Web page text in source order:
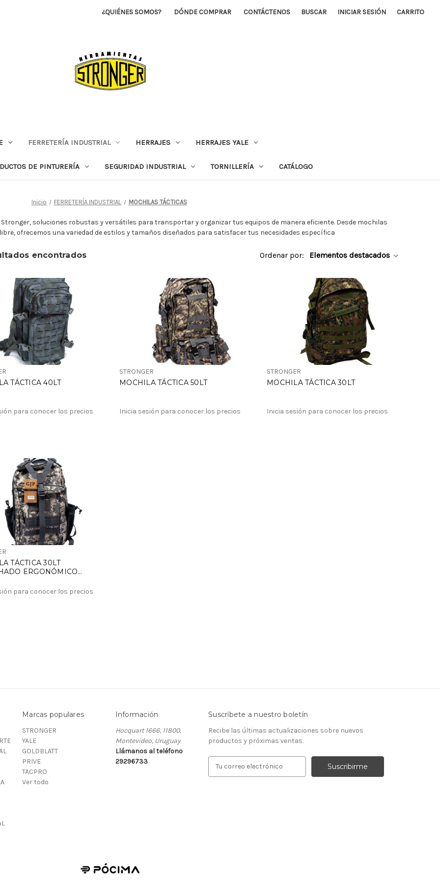
¿QUIÉNES SOMOS? DÓNDE COMPRAR CONTÁCTENOS BUSCAR INICIAR SESIÓN CARRITO
FERRETERÍA INDUSTRIAL HERRAJES HERRAJES YALE
DE PINTURERÍA SEGURIDAD INDUSTRIAL TORNILLERÍA CATÁLOGO
Inicio FERRETERÍA INDUSTRIAL MOCHILAS TÁCTICAS
soluciones robustas y versátiles para transportar y organizar tus equipos de manera eficiente. Desde mochilas
ofrecemos una variedad de estilos y tamaños diseñados para satisfacer tus necesidades específica
encontrados Ordenar por:
TÁCTICA 40LT
para conocer los precios
STRONGER
MOCHILA TÁCTICA 50LT
Inicia sesión para conocer los precios
STRONGER
MOCHILA TÁCTICA 30LT
Inicia sesión para conocer los precios
TÁCTICA 30LT
ERGONÓMICO
para conocer los precios
Marcas populares
STRONGER
YALE
GOLDBLATT
PRIVE
TACPRO
Ver todo
Información
Hocquart 1666, 11800,
Montevideo, Uruguay
Llámanos al teléfono
29296733
Suscríbete a nuestro boletín
Recibe las últimas actualizaciones sobre nuevos
productos y próximas ventas.